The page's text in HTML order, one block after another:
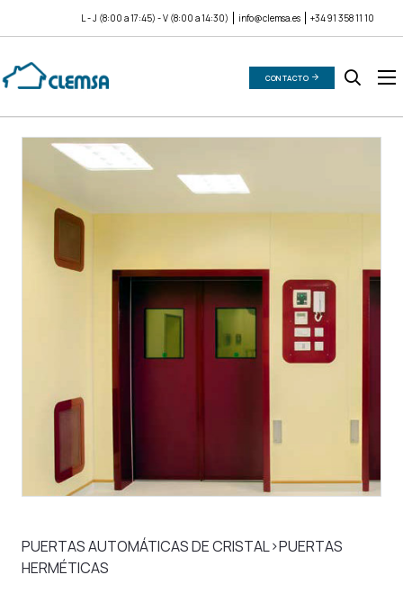
L - J (8:00 a 17:45) - V (8:00 a 14:30) info@clemsa.es +34 91 358 11 10
CONTACTO
PUERTAS AUTOMÁTICAS DE CRISTAL>PUERTAS
HERMÉTICAS